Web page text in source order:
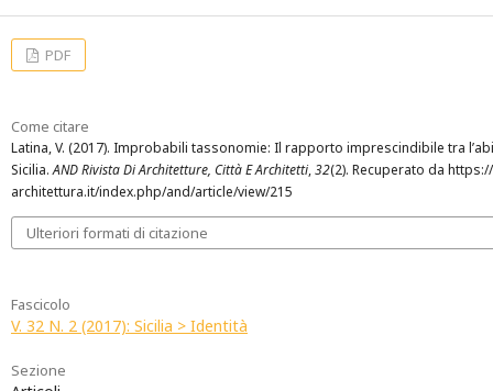
PDF
Come citare
Latina, V. (2017). Improbabili tassonomie: Il rapporto imprescindibile tra
Sicilia.AND Rivista Di Architetture, Città E Architetti,32(2). Recuperato da
architettura.it/index.php/and/article/view/215
Ulteriori formati di citazione
Fascicolo
V. 32 N. 2 (2017): Sicilia > Identità
Sezione